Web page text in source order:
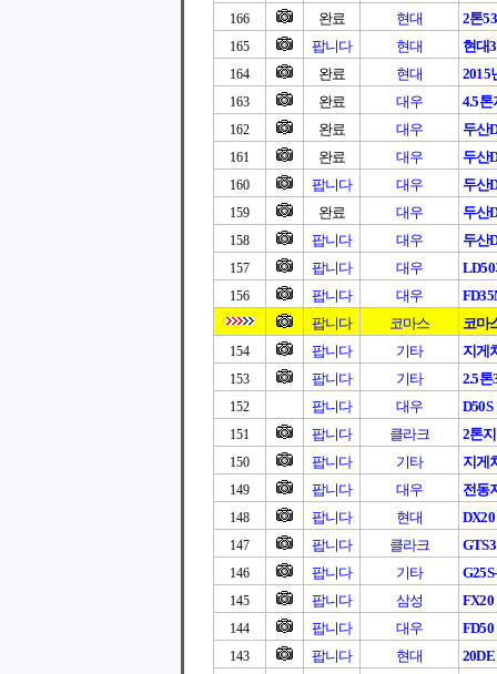
166 완료 현대 2톤
165 팝니다 현대 현대
164 완료 현대 2015
163 완료 대우 4.5톤
162 완료 대우 두산
161 완료 대우 두산
160 팝니다 대우 두산
159 완료 대우 두산
158 팝니다 대우 두산
157 팝니다 대우
156 팝니다 대우
팝니다
코마스 코마
154 팝니다 기타 지게
153 팝니다 기타 2.5톤
152 팝니다 대우 D50S
151 팝니다 클라크 2톤
150 팝니다 기타 지게
149 팝니다 대우 전동
148 팝니다 현대
147 팝니다 클라크
146 팝니다 기타
145 팝니다 삼성 FX20
144 팝니다 대우 FD50
143 팝니다 현대 20DE